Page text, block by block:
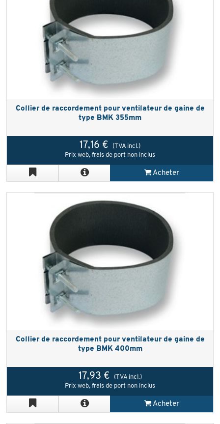
Collier de raccordement pour ventilateur de gaine de
type BMK 355mm
17,16 €
(TVA incl.)
Prix web, frais de port non inclus
Acheter
Collier de raccordement pour ventilateur de gaine de
type BMK 400mm
17,93 €
(TVA incl.)
Prix web, frais de port non inclus
Acheter